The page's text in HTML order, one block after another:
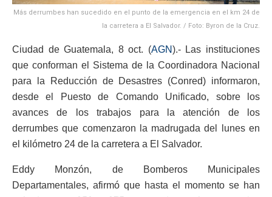
Más derrumbes han sucedido en el punto de la emergencia en el km 24 de
la carretera a El Salvador. / Foto: Byron de la Cruz.
Ciudad de Guatemala, 8 oct. (AGN).- Las instituciones
que conforman el Sistema de la Coordinadora Nacional
para la Reducción de Desastres (Conred) informaron,
desde el Puesto de Comando Unificado, sobre los
avances de los trabajos para la atención de los
derrumbes que comenzaron la madrugada del lunes en
el kilómetro 24 de la carretera a El Salvador.
Eddy Monzón, de Bomberos Municipales
Departamentales, afirmó que hasta el momento se han